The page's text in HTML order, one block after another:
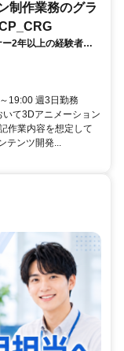
制作業務のグラ
ー2年以上の経験者を
19:00 週3日勤務
て3Dアニメーション
作業内容を想定して
テンツ開発...